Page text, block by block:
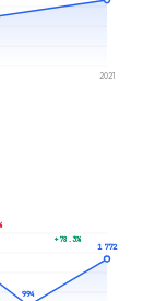
2021
994
1 772
+78.3%